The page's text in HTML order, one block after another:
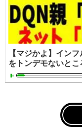
【マジかよ】イン
をトンデモないと